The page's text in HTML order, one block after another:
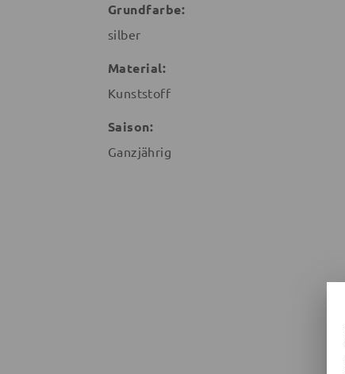
Grundfarbe:
silber
Material:
Kunststoff
Saison:
Ganzjährig